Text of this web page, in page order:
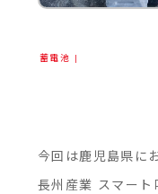
蓄電池 |
今回は鹿児島県に
長州産業 スマー